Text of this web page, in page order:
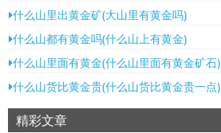
什么山里出黄金矿(大山里有黄金吗)
什么山都有黄金吗(什么山上有黄金)
什么山里面有黄金(什么山里面有黄金矿石)
什么山货比黄金贵(什么山货比黄金贵一点)
精彩文章